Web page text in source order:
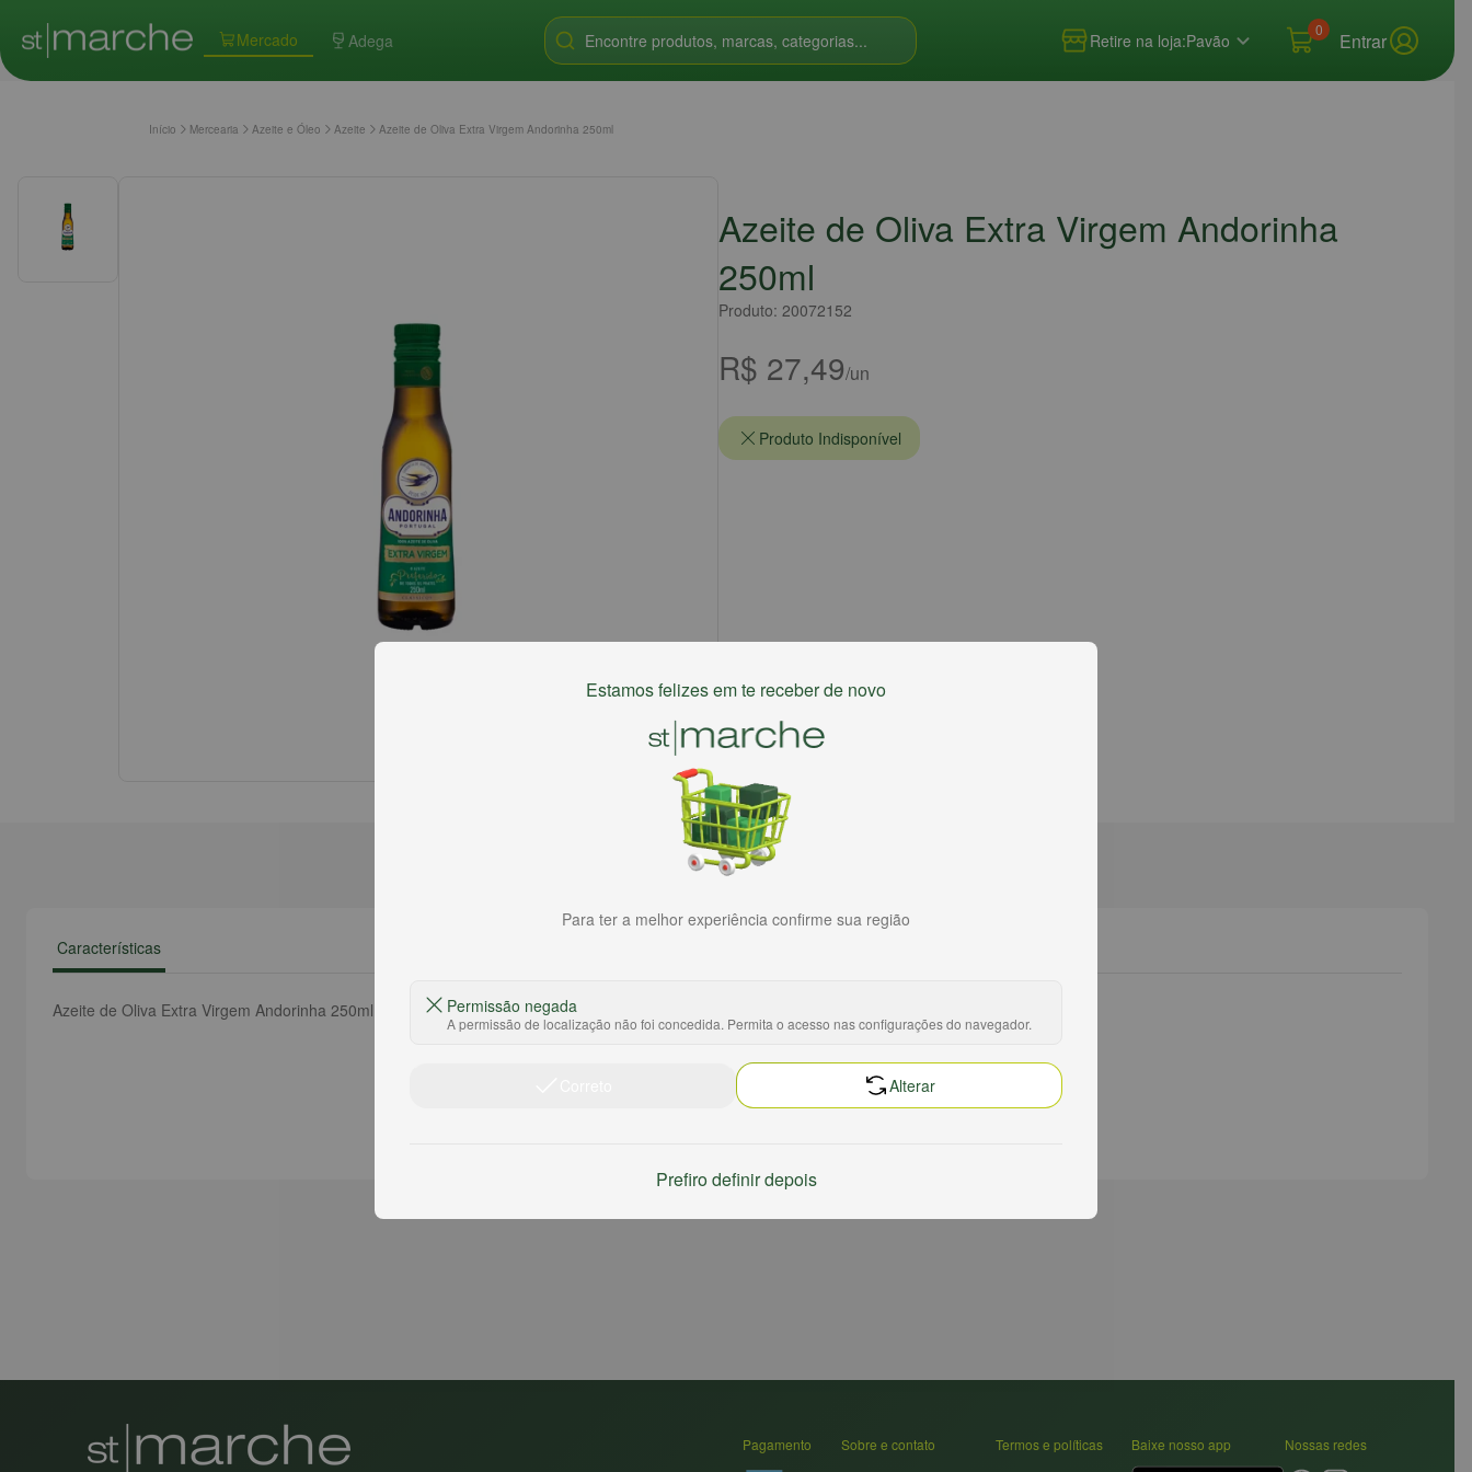
Mercado Adega Encontre produtos, marcas, categorias... Retire na loja:Pavão
0 Entrar
Início Mercearia Azeite e Óleo Azeite Azeite de Oliva Extra Virgem Andorinha 250ml
Azeite de Oliva Extra Virgem Andorinha
250ml
Produto: 20072152
R$ 27,49/un
Produto Indisponível
Características
Azeite de Oliva Extra Virgem Andorinha 250ml
Pagamento
Sobre e contato
Termos e políticas
Baixe nosso app Nossas redes
Estamos felizes em te receber de novo
Para ter a melhor experiência confirme sua região
Permissão negada
A permissão de localização não foi concedida. Permita o acesso nas configurações do navegador.
Alterar
Prefiro definir depois